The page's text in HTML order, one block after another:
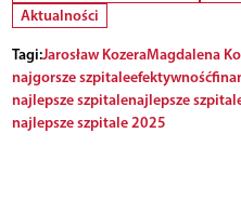
Aktualności
Tagi:Jarosław KozeraMagdalena
najgorsze szpitaleefektywność
najlepsze szpitalenajlepsze
najlepsze szpitale 2025